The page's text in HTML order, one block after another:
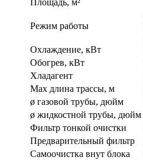
Площадь, м²
Режим работы
Охлаждение, кВт
Обогрев, кВт
Хладагент
Max длина трассы, м
ø газовой трубы, дюйм
ø жидкостной трубы, дюйм
Фильтр тонкой очистки
Предварительный фильтр
Самоочистка внут блока